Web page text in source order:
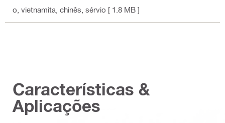
o, vietnamita, chinês, sérvio [ 1.8 MB ]
Características &
Aplicações